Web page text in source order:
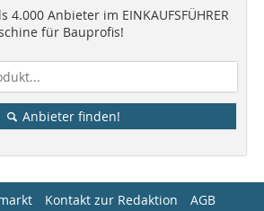
4.000 Anbieter im EINKAUFSFÜHRER
für Bauprofis!
Anbieter finden!
Kontakt zur Redaktion
AGB